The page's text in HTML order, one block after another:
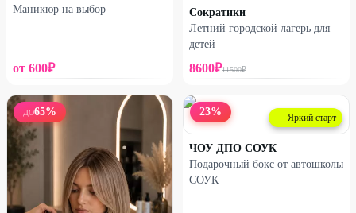
Маникюр на выбор
от 600₽
Сократики
Летний городской лагерь для
детей
8600₽11500₽
ДО65% 23% Яркий старт
ЧОУ ДПО СОУК
Подарочный бокс от автошколы
СОУК